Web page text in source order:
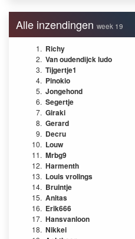
Alle inzendingen week 19
1. Richy
2. Van oudendijck ludo
3. Tijgertje1
4. Pinokio
5. Jongehond
6. Segertje
7. Giraki
8. Gerard
9. Decru
10. Louw
11. Mrbg9
12. Harmenth
13. Louis vrolings
14. Bruintje
15. Anitas
16. Erik666
17. Hansvanloon
18. Nikkei